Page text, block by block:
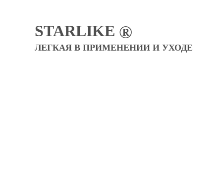
STARLIKE ®
ЛЕГКАЯ В ПРИМЕНЕНИИ И УХОДЕ